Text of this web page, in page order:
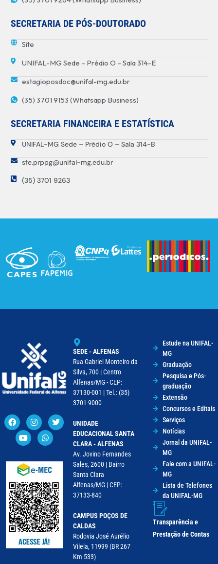
SECRETARIA DE PÓS-DOUTORADO
Site
UNIFAL-MG Sede – Prédio O – Sala 314-E
estagioposdoc@unifal-mg.edu.br
(35) 3701 9153 (Whatsapp Business)
SECRETARIA FINANCEIRA E ESTATÍSTICA
UNIFAL-MG Sede – Prédio O – Sala 314-B
sfe.prppg@unifal-mg.edu.br
(35) 3701 9263
SEDE - ALFENAS
Rua Gabriel Monteiro da
Silva, 700 | Centro
Alfenas/MG - CEP:
37130-001 | Tel.: (35)
3701-9000
UNIDADE
EDUCACIONAL SANTA
CLARA - ALFENAS
Av. Jovino Fernandes
Sales, 2600 | Bairro
Santa Clara
Alfenas/MG | CEP:
37133-840
CAMPUS POÇOS DE
CALDAS
Rodovia José Aurélio
Vilela, 11999 (BR 267
Km 533)
Estude na UNIFAL-
MG
Graduação
Pesquisa e Pós-
graduação
Extensão
Concursos e Editais
Serviços
Notícias
Jornal da UNIFAL-
MG
Fale com a UNIFAL-
MG
Lista de Telefones
da UNIFAL-MG
Transparência e
Prestação de Contas